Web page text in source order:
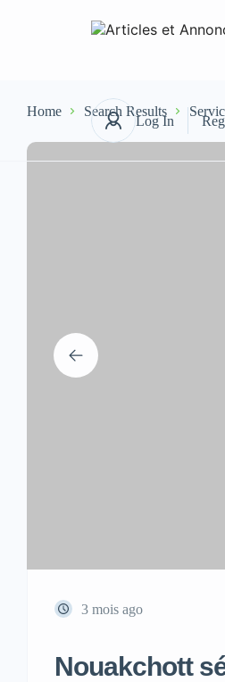
Log In
Home Search Results
3 mois ago
Nouakchott